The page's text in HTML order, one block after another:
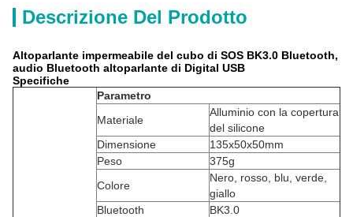
Descrizione Del Prodotto
Altoparlante impermeabile del cubo di SOS BK3.0 Bluetooth,
audio Bluetooth altoparlante di Digital USB
Specifiche
Parametro
Materiale
Alluminio con la copertura
del silicone
Dimensione
135x50x50mm
Peso
375g
Colore
Nero, rosso, blu, verde,
giallo
Bluetooth
BK3.0